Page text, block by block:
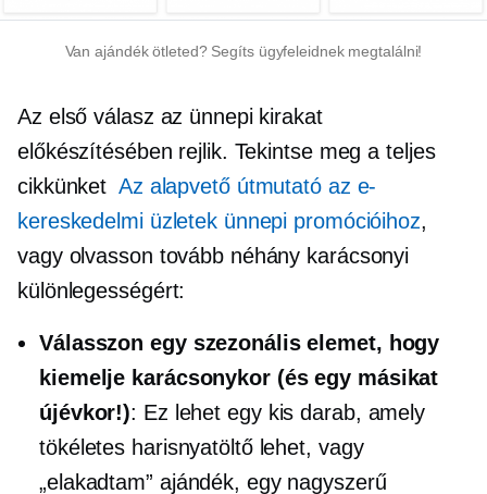
Van ajándék ötleted? Segíts ügyfeleidnek megtalálni!
Az első válasz az ünnepi kirakat
előkészítésében rejlik. Tekintse meg a teljes
cikkünket Az alapvető útmutató az e-
kereskedelmi üzletek ünnepi promócióihoz,
vagy olvasson tovább néhány karácsonyi
különlegességért:
Válasszon egy szezonális elemet, hogy
kiemelje karácsonykor (és egy másikat
újévkor!): Ez lehet egy kis darab, amely
tökéletes harisnyatöltő lehet, vagy
„elakadtam” ajándék, egy nagyszerű